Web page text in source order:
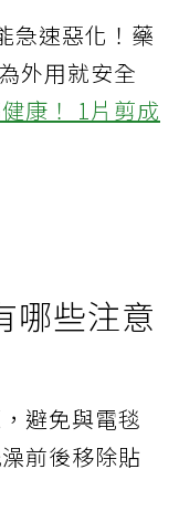
急速惡化！藥
外用就安全
康！ 1片剪成
哪些注意
避免與電毯
前後移除貼